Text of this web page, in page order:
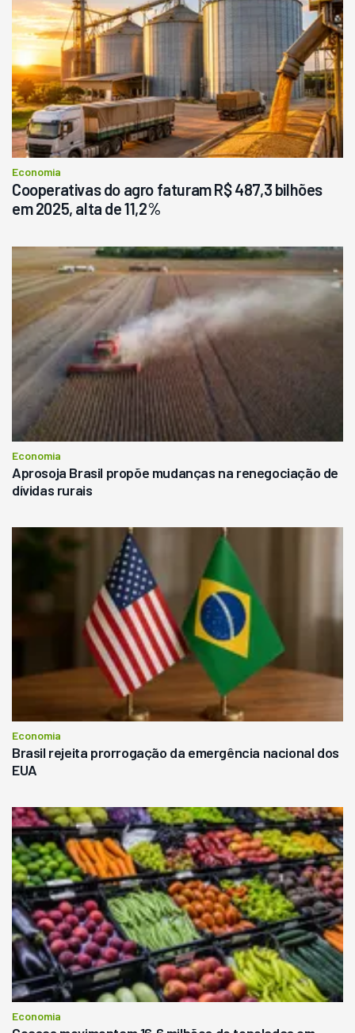
Economia
Cooperativas do agro faturam R$ 487,3 bilhões
em 2025, alta de 11,2%
Economia
Aprosoja Brasil propõe mudanças na renegociação de
dívidas rurais
Economia
Brasil rejeita prorrogação da emergência nacional dos
EUA
Economia